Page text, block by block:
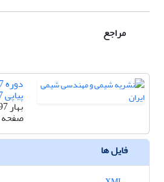
مراجع
پیاپی 87
بهار 1397
صفحه
فایل ها